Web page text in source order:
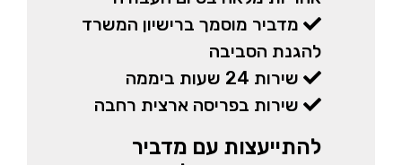
מדביר מוסמך ברישיון המשרד
להגנת הסביבה
שירות 24 שעות ביממה
שירות בפריסה ארצית רחבה
להתייעצות עם מדביר